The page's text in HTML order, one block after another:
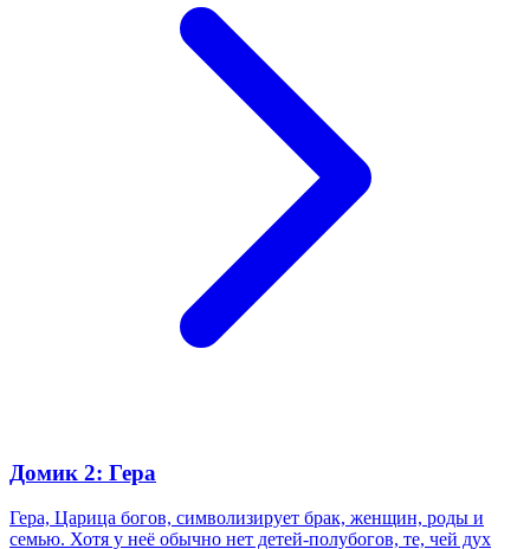
Домик 2: Гера
Гера, Царица богов, символизирует брак, женщин, роды и
семью. Хотя у неё обычно нет детей-полубогов, те, чей дух